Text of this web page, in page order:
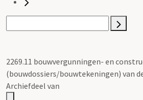
2269.11 bouwvergunningen- en
(bouwdossiers/bouwtekeningen) van
Archiefdeel van